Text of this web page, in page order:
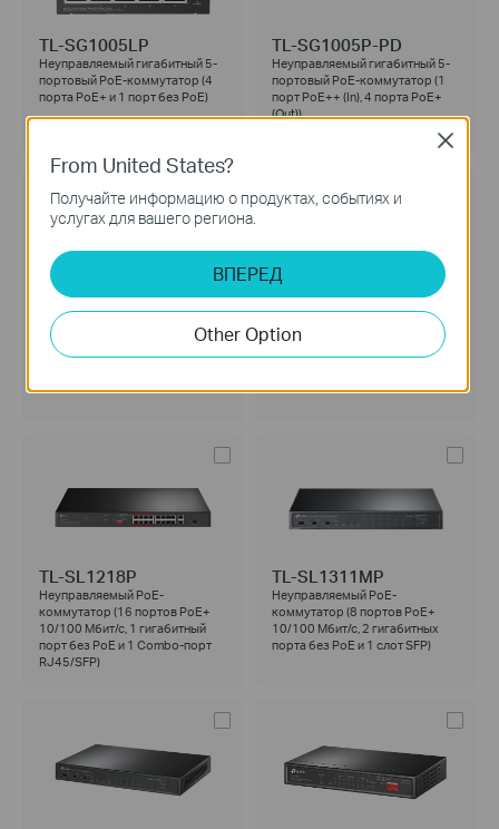
TL-SG1005LP
Неуправляемый гигабитный 5-
портовый PoE-коммутатор (4
порта PoE+ и 1 порт без PoE)
TL-SG1005P-PD
Неуправляемый гигабитный 5-
портовый PoE-коммутатор (1
порт PoE++ (In), 4 порта PoE+
(Out))
TL-SL1226P
Неуправляемый PoE-
коммутатор (24 порта PoE+
10/100 Мбит/с и 2 гигабитных
TL-SL1218MP
Неуправляемый гигабитный 18-
портовый PoE-коммутатор (16
портов PoE+ и 2 Combo-порта
TL-SL1218P
Неуправляемый PoE-
коммутатор (16 портов PoE+
10/100 Мбит/с, 1 гигабитный
порт без PoE и 1 Combo-порт
RJ45/SFP)
TL-SL1311MP
Неуправляемый PoE-
коммутатор (8 портов PoE+
10/100 Мбит/с, 2 гигабитных
порта без РоЕ и 1 слот SFP)
From United States?
Получайте информацию о продуктах, событиях и
услугах для вашего региона.
ВПЕРЕД
Other Option
Close